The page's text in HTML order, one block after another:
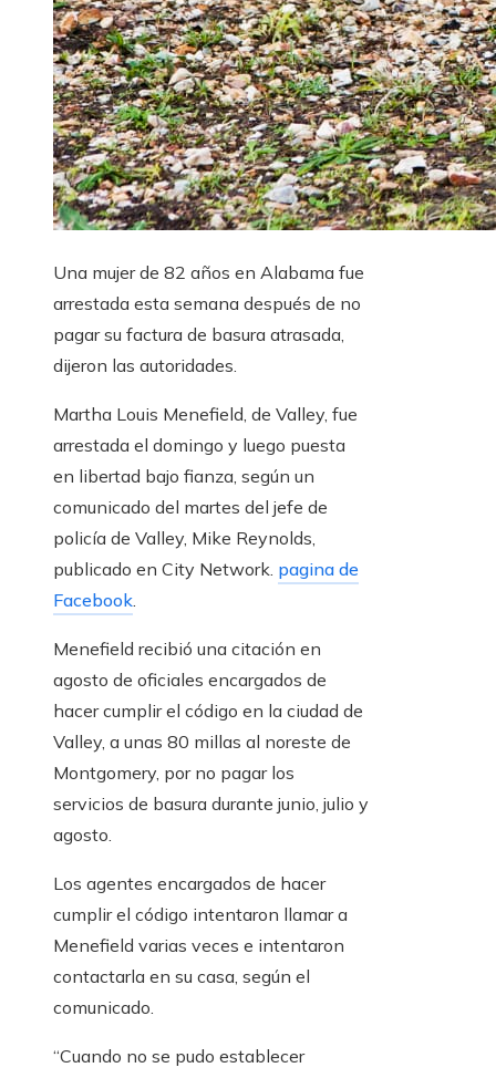
Una mujer de 82 años en Alabama fue
arrestada esta semana después de no
pagar su factura de basura atrasada,
dijeron las autoridades.
Martha Louis Menefield, de Valley, fue
arrestada el domingo y luego puesta
en libertad bajo fianza, según un
comunicado del martes del jefe de
policía de Valley, Mike Reynolds,
publicado en City Network. pagina de
Facebook.
Menefield recibió una citación en
agosto de oficiales encargados de
hacer cumplir el código en la ciudad de
Valley, a unas 80 millas al noreste de
Montgomery, por no pagar los
servicios de basura durante junio, julio y
agosto.
Los agentes encargados de hacer
cumplir el código intentaron llamar a
Menefield varias veces e intentaron
contactarla en su casa, según el
comunicado.
“Cuando no se pudo establecer